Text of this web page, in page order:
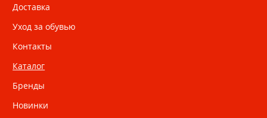
Доставка
Уход за обувью
Контакты
Каталог
Бренды
Новинки